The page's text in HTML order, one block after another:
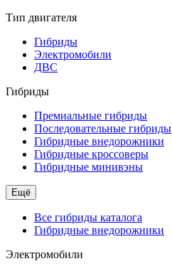
Тип двигателя
Гибриды
Электромобили
ДВС
Гибриды
Премиальные гибриды
Последовательные гибриды
Гибридные внедорожники
Гибридные кроссоверы
Гибридные минивэны
Ещё
Все гибриды каталога
Гибридные внедорожники
Электромобили